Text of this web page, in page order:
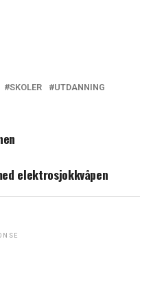
SKOLER
UTDANNING
elektrosjokkvåpen